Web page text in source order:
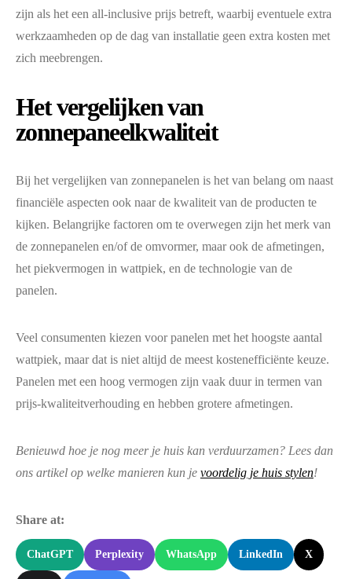
zijn als het een all-inclusive prijs betreft, waarbij eventuele extra
werkzaamheden op de dag van installatie geen extra kosten met
zich meebrengen.
Het vergelijken van
zonnepaneelkwaliteit
Bij het vergelijken van zonnepanelen is het van belang om naast
financiële aspecten ook naar de kwaliteit van de producten te
kijken. Belangrijke factoren om te overwegen zijn het merk van
de zonnepanelen en/of de omvormer, maar ook de afmetingen,
het piekvermogen in wattpiek, en de technologie van de
panelen.
Veel consumenten kiezen voor panelen met het hoogste aantal
wattpiek, maar dat is niet altijd de meest kostenefficiënte keuze.
Panelen met een hoog vermogen zijn vaak duur in termen van
prijs-kwaliteitverhouding en hebben grotere afmetingen.
Benieuwd hoe je nog meer je huis kan verduurzamen? Lees dan
ons artikel op welke manieren kun je voordelig je huis stylen!
Share at:
ChatGPT Perplexity WhatsApp LinkedIn X